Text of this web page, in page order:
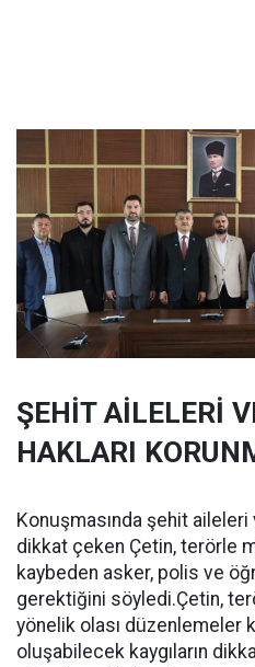
ŞEHİT AİLELERİ
HAKLARI
Konuşmasında şehit
dikkat çeken Çetin, terörle
kaybeden asker, polis ve
gerektiğini söyledi.Çetin,
yönelik olası düzenlemeler
oluşabilecek kaygıların